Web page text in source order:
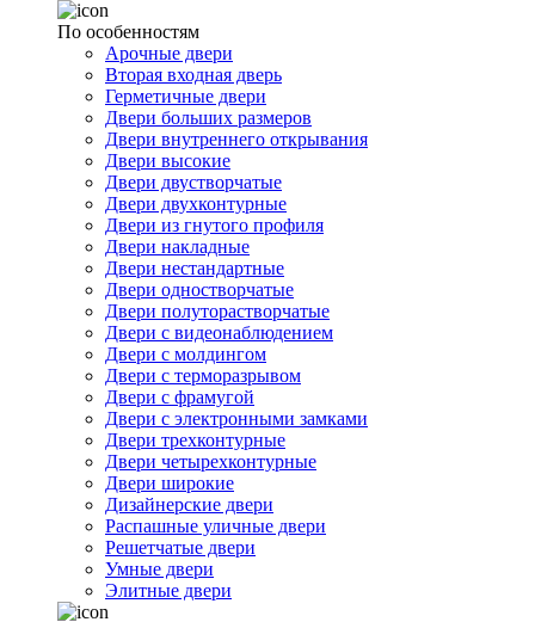
По особенностям
Арочные двери
Вторая входная дверь
Герметичные двери
Двери больших размеров
Двери внутреннего открывания
Двери высокие
Двери двустворчатые
Двери двухконтурные
Двери из гнутого профиля
Двери накладные
Двери нестандартные
Двери одностворчатые
Двери полуторастворчатые
Двери с видеонаблюдением
Двери с молдингом
Двери с терморазрывом
Двери с фрамугой
Двери с электронными замками
Двери трехконтурные
Двери четырехконтурные
Двери широкие
Дизайнерские двери
Распашные уличные двери
Решетчатые двери
Умные двери
Элитные двери